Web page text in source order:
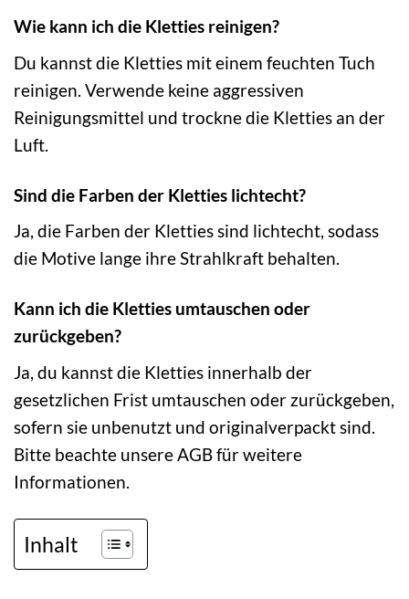
Wie kann ich die Kletties reinigen?
Du kannst die Kletties mit einem feuchten Tuch
reinigen. Verwende keine aggressiven
Reinigungsmittel und trockne die Kletties an der
Luft.
Sind die Farben der Kletties lichtecht?
Ja, die Farben der Kletties sind lichtecht, sodass
die Motive lange ihre Strahlkraft behalten.
Kann ich die Kletties umtauschen oder
zurückgeben?
Ja, du kannst die Kletties innerhalb der
gesetzlichen Frist umtauschen oder zurückgeben,
sofern sie unbenutzt und originalverpackt sind.
Bitte beachte unsere AGB für weitere
Informationen.
Inhalt